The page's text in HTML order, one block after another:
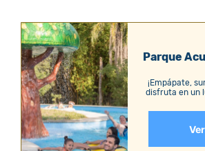
Parque
¡Empápate,
disfruta en un